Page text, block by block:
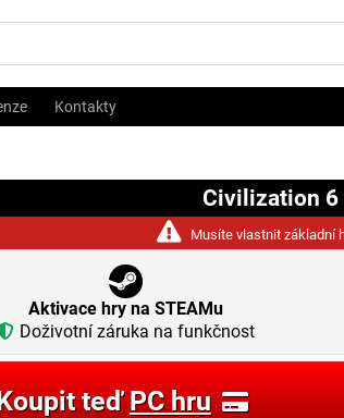
Kontakty
Civilization 6
Musíte vlastnit základní
Aktivace hry na STEAMu
Doživotní záruka na funkčnost
teďPC hru